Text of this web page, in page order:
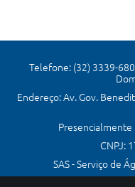
Telefone: (32) 3339-
Endereço: Av. Gov.
Presencialmente
CNPJ:
SAS - Serviço de